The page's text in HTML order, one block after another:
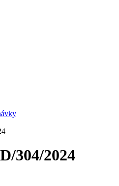
304/2024